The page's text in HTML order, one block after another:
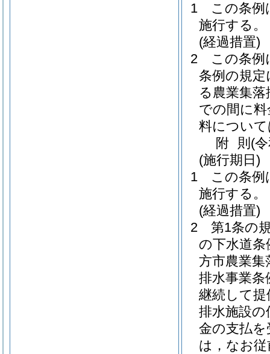
1
この条例
施行する。
(経過措置)
2
この条例
条例の規
る農業集
での間に
料につい
附 則 (
(施行期日)
1
この条例
施行する。
(経過措置)
2
第1条の
の下水道
方市農業集
排水事業条
継続して
排水施設
金の支払
は，なお